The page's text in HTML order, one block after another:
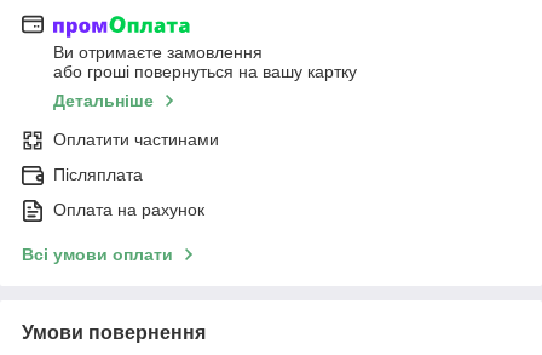
Ви отримаєте замовлення
або гроші повернуться на вашу картку
Детальніше
Оплатити частинами
Післяплата
Оплата на рахунок
Всі умови оплати
Умови повернення